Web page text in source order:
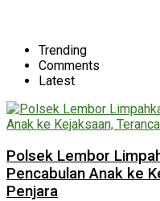
Trending
Comments
Latest
Polsek Lembor
Pencabulan Anak ke
Penjara